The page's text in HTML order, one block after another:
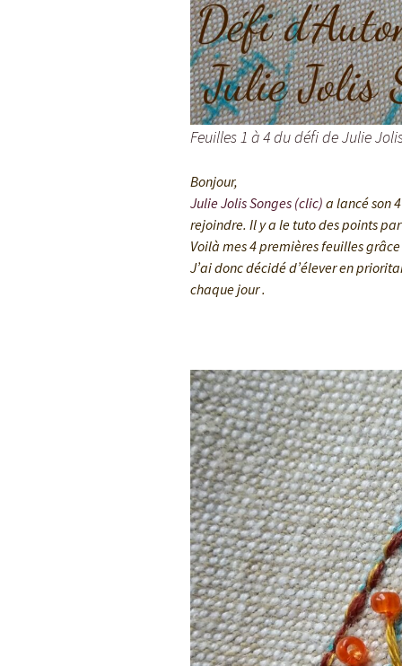
Feuilles 1 à 4 du défi de Julie
Bonjour,
Julie Jolis Songes (clic) a lancé son
rejoindre. Il y a le tuto des points
Voilà mes 4 premières feuilles
J’ai donc décidé d’élever en
chaque jour .